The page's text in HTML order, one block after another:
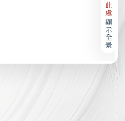
此處
顯示全景